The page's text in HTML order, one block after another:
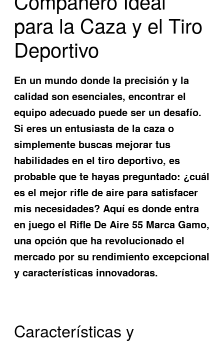
para la Caza y el Tiro
Deportivo
En un mundo donde la precisión y la
calidad son esenciales, encontrar el
equipo adecuado puede ser un desafío.
Si eres un entusiasta de la caza o
simplemente buscas mejorar tus
habilidades en el tiro deportivo, es
probable que te hayas preguntado: ¿cuál
es el mejor rifle de aire para satisfacer
mis necesidades? Aquí es donde entra
en juego el Rifle De Aire 55 Marca Gamo,
una opción que ha revolucionado el
mercado por su rendimiento excepcional
y características innovadoras.
Características y